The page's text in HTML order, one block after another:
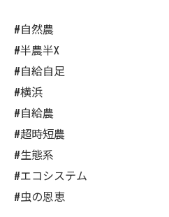
#自然農
#半農半X
#自給自足
#横浜
#自給農
#超時短農
#生態系
#エコシステム
#虫の恩恵